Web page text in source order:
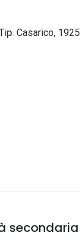
Casarico, 1925
secondaria